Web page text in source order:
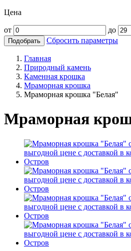
Цена
от до
Подобрать Сбросить параметры
Главная
Природный камень
Каменная крошка
Мраморная крошка
Мраморная крошка "Белая"
Мраморная